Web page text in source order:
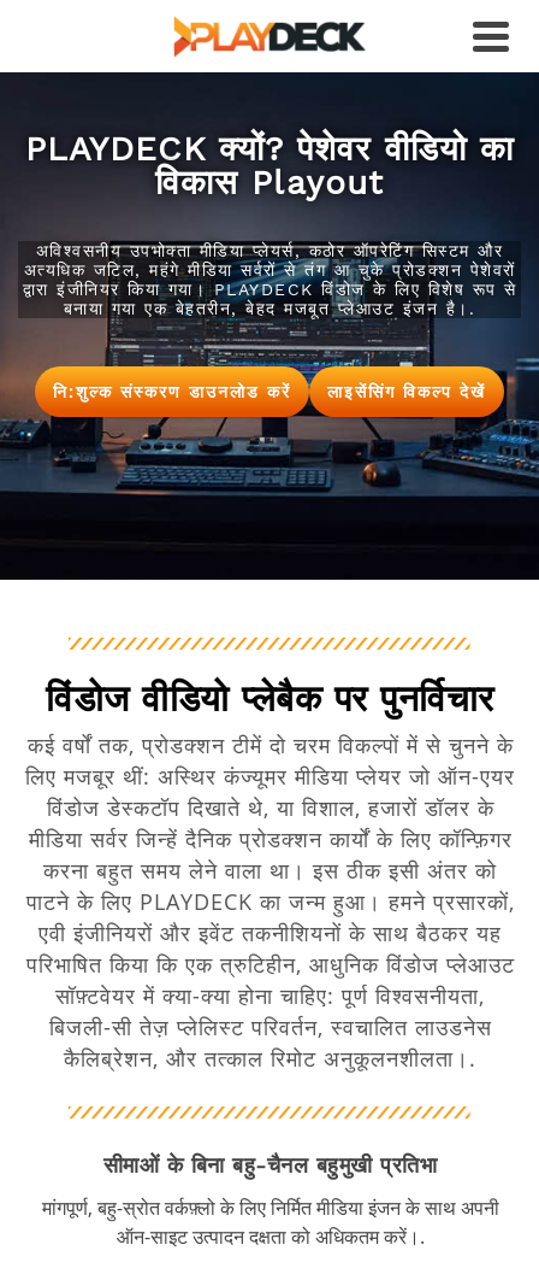
PLAYDECK क्यों? पेशेवर वीडियो का
विकास Playout
अविश्वसनीय उपभोक्ता मीडिया प्लेयर्स, कठोर ऑपरेटिंग सिस्टम और
अत्यधिक जटिल, महंगे मीडिया सर्वरों से तंग आ चुके प्रोडक्शन पेशेवरों
द्वारा इंजीनियर किया गया। PLAYDECK विंडोज के लिए विशेष रूप से
बनाया गया एक बेहतरीन, बेहद मजबूत प्लेआउट इंजन है।.
नि:शुल्क संस्करण डाउनलोड करें लाइसेंसिंग विकल्प देखें
विंडोज वीडियो प्लेबैक पर पुनर्विचार
कई वर्षों तक, प्रोडक्शन टीमें दो चरम विकल्पों में से चुनने के
लिए मजबूर थीं: अस्थिर कंज्यूमर मीडिया प्लेयर जो ऑन-एयर
विंडोज डेस्कटॉप दिखाते थे, या विशाल, हजारों डॉलर के
मीडिया सर्वर जिन्हें दैनिक प्रोडक्शन कार्यों के लिए कॉन्फ़िगर
करना बहुत समय लेने वाला था। इस ठीक इसी अंतर को
पाटने के लिए PLAYDECK का जन्म हुआ। हमने प्रसारकों,
एवी इंजीनियरों और इवेंट तकनीशियनों के साथ बैठकर यह
परिभाषित किया कि एक त्रुटिहीन, आधुनिक विंडोज प्लेआउट
सॉफ़्टवेयर में क्या-क्या होना चाहिए: पूर्ण विश्वसनीयता,
बिजली-सी तेज़ प्लेलिस्ट परिवर्तन, स्वचालित लाउडनेस
कैलिब्रेशन, और तत्काल रिमोट अनुकूलनशीलता।.
सीमाओं के बिना बहु-चैनल बहुमुखी प्रतिभा
मांगपूर्ण, बहु-स्रोत वर्कफ़्लो के लिए निर्मित मीडिया इंजन के साथ अपनी
ऑन-साइट उत्पादन दक्षता को अधिकतम करें।.